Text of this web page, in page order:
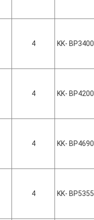
4 KK- BP3400
4 KK- BP4200
4 KK- BP4690
4 KK- BP5355